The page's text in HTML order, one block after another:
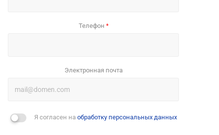
Телефон *
Электронная почта
Я согласен на обработку персональных данных